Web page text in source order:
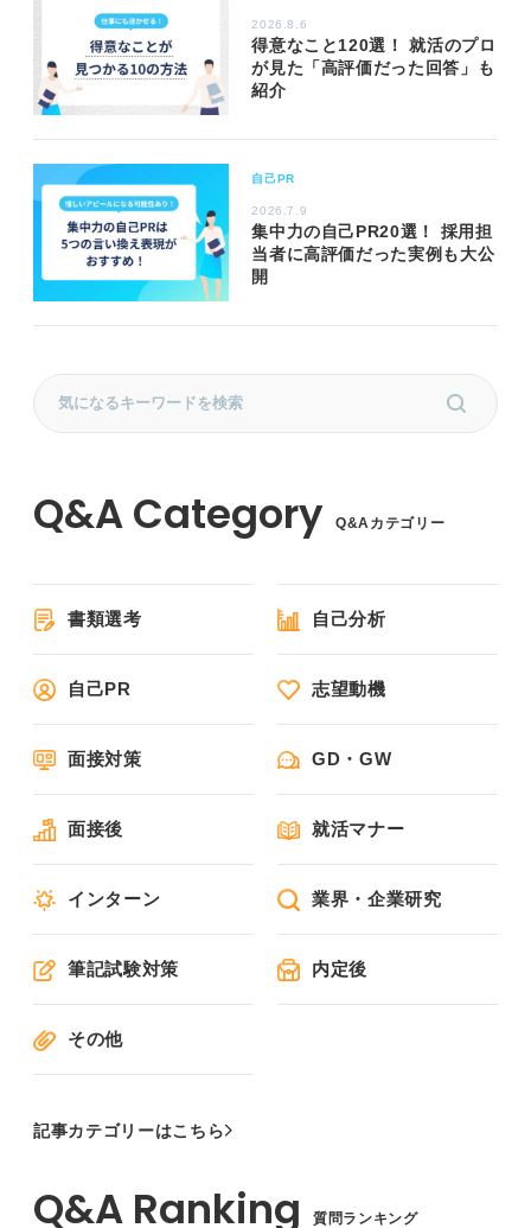
2026.8.6
得意なこと120選！ 就活のプロ
が見た「高評価だった回答」も
紹介
自己PR
2026.7.9
集中力の自己PR20選！ 採用担
当者に高評価だった実例も大公
開
Q&Aカテゴリー
書類選考 自己分析
自己PR 志望動機
面接対策 GD・GW
面接後 就活マナー
インターン 業界・企業研究
筆記試験対策 内定後
その他
記事カテゴリーはこちら
質問ランキング